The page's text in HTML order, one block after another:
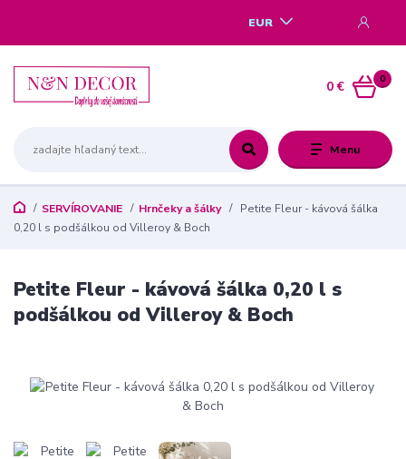
Menu
EUR
0
0 €
SERVÍROVANIE Hrnčeky a šálky
Petite Fleur - kávová šálka
0,20 l s podšálkou od Villeroy & Boch
Petite Fleur - kávová šálka 0,20 l s
podšálkou od Villeroy & Boch